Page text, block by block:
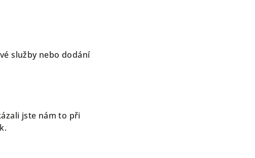
služby nebo dodání
jste nám to při